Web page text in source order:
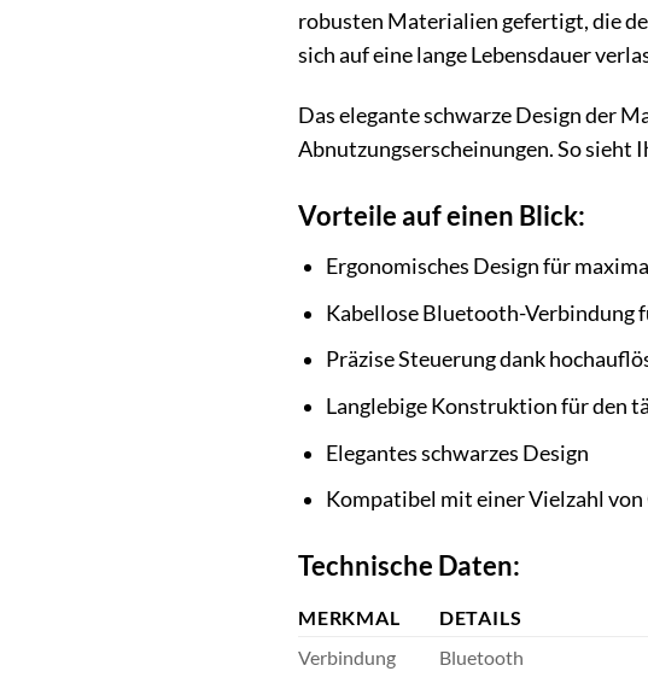
robusten Materialien gefertigt, die
sich auf eine lange Lebensdauer
Das elegante schwarze Design der
Abnutzungserscheinungen. So sieht
Vorteile auf einen Blick:
Ergonomisches Design für
Kabellose Bluetooth-Verbindung
Präzise Steuerung dank
Langlebige Konstruktion für den
Elegantes schwarzes Design
Kompatibel mit einer Vielzahl von
Technische Daten:
MERKMAL
DETAILS
Verbindung
Bluetooth